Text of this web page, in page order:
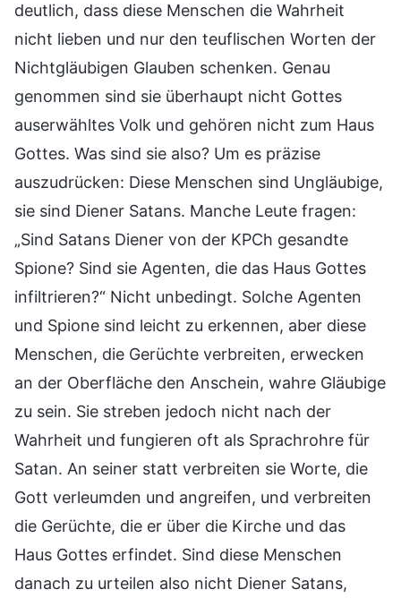
deutlich, dass diese Menschen die Wahrheit
nicht lieben und nur den teuflischen Worten der
Nichtgläubigen Glauben schenken. Genau
genommen sind sie überhaupt nicht Gottes
auserwähltes Volk und gehören nicht zum Haus
Gottes. Was sind sie also? Um es präzise
auszudrücken: Diese Menschen sind Ungläubige,
sie sind Diener Satans. Manche Leute fragen:
„Sind Satans Diener von der KPCh gesandte
Spione? Sind sie Agenten, die das Haus Gottes
infiltrieren?“ Nicht unbedingt. Solche Agenten
und Spione sind leicht zu erkennen, aber diese
Menschen, die Gerüchte verbreiten, erwecken
an der Oberfläche den Anschein, wahre Gläubige
zu sein. Sie streben jedoch nicht nach der
Wahrheit und fungieren oft als Sprachrohre für
Satan. An seiner statt verbreiten sie Worte, die
Gott verleumden und angreifen, und verbreiten
die Gerüchte, die er über die Kirche und das
Haus Gottes erfindet. Sind diese Menschen
danach zu urteilen also nicht Diener Satans,